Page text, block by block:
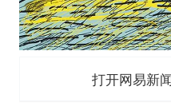
打开网易新